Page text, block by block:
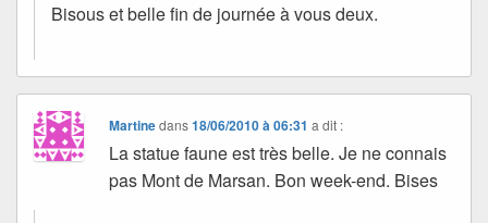
Bisous et belle fin de journée à vous deux.
Martinedans18/06/2010 à 06:31 a dit :
La statue faune est très belle. Je ne connais
pas Mont de Marsan. Bon week-end. Bises